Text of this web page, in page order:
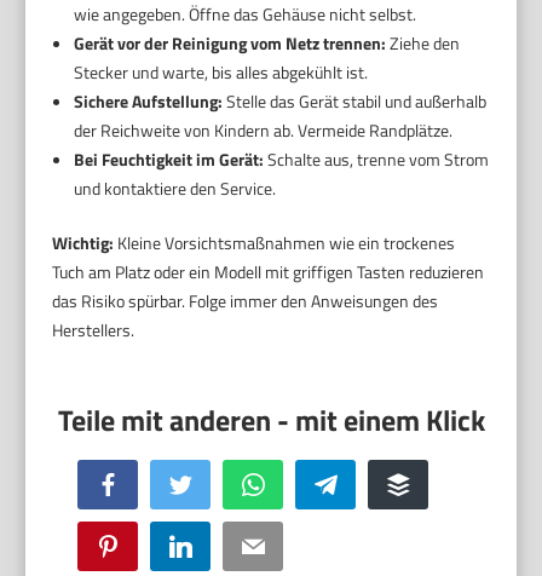
wie angegeben. Öffne das Gehäuse nicht selbst.
Gerät vor der Reinigung vom Netz trennen:Ziehe den
Stecker und warte, bis alles abgekühlt ist.
Sichere Aufstellung:Stelle das Gerät stabil und außerhalb
der Reichweite von Kindern ab. Vermeide Randplätze.
Bei Feuchtigkeit im Gerät:Schalte aus, trenne vom Strom
und kontaktiere den Service.
Wichtig: Kleine Vorsichtsmaßnahmen wie ein trockenes
Tuch am Platz oder ein Modell mit griffigen Tasten reduzieren
das Risiko spürbar. Folge immer den Anweisungen des
Herstellers.
Facebook Twitter WhatsApp Telegram Buffer
Pinterest LinkedIn Email